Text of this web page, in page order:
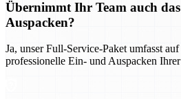
Übernimmt Ihr Team auch
Auspacken?
Ja, unser Full-Service-Paket umfasst
professionelle Ein- und Auspacken